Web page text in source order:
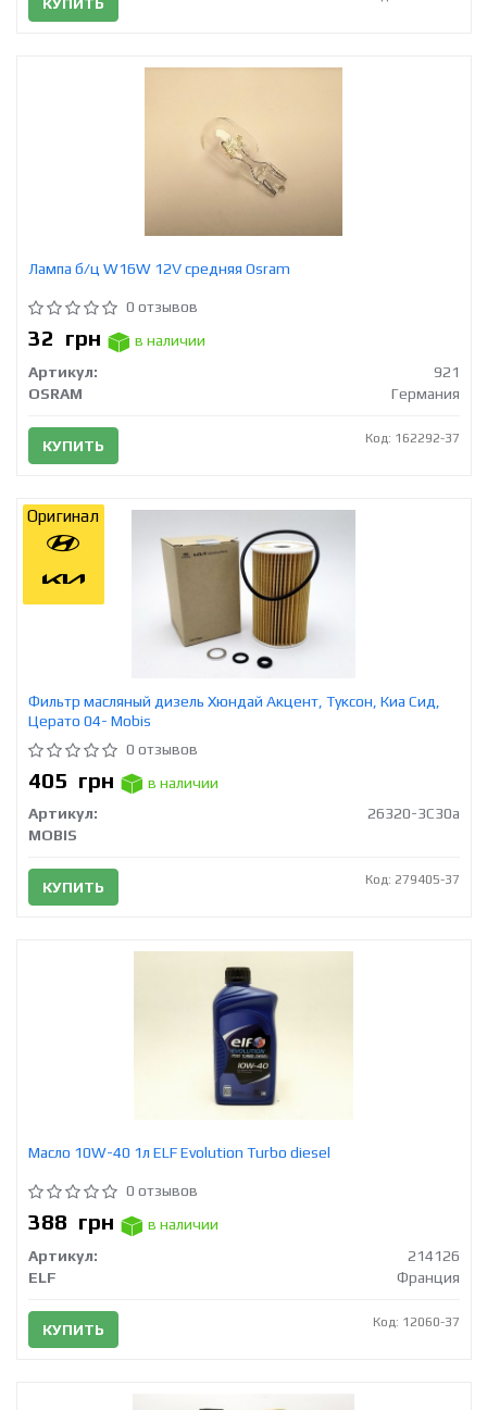
Лампа б/ц W16W 12V средняя Osram
0 отзывов
32 грн
в наличии
Артикул:
921
OSRAM
Германия
КУПИТЬ Код: 162292-37
Фильтр масляный дизель Хюндай Акцент, Туксон, Киа Сид,
Церато 04- Mobis
0 отзывов
405 грн
в наличии
Артикул:
26320-3C30a
MOBIS
КУПИТЬ Код: 279405-37
Оригинал
Масло 10W-40 1л ELF Evolution Turbo diesel
0 отзывов
388 грн
в наличии
Артикул:
214126
ELF
Франция
КУПИТЬ Код: 12060-37